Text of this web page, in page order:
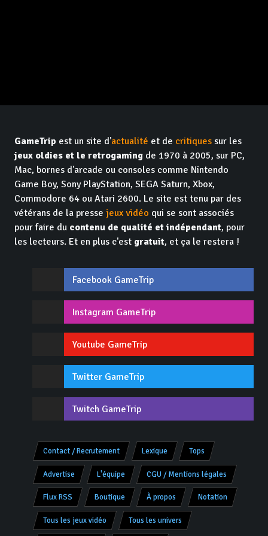
GameTrip est un site d'actualité et de critiques sur les
jeux oldies et le retrogaming de 1970 à 2005, sur PC,
Mac, bornes d'arcade ou consoles comme Nintendo
Game Boy, Sony PlayStation, SEGA Saturn, Xbox,
Commodore 64 ou Atari 2600. Le site est tenu par des
vétérans de la presse jeux vidéo qui se sont associés
pour faire du contenu de qualité et indépendant, pour
les lecteurs. Et en plus c'est gratuit, et ça le restera !
Facebook GameTrip
Instagram GameTrip
Youtube GameTrip
Twitter GameTrip
Twitch GameTrip
Contact / Recrutement Lexique Tops
Advertise L'équipe CGU / Mentions légales
Flux RSS Boutique À propos Notation
Tous les jeux vidéo Tous les univers